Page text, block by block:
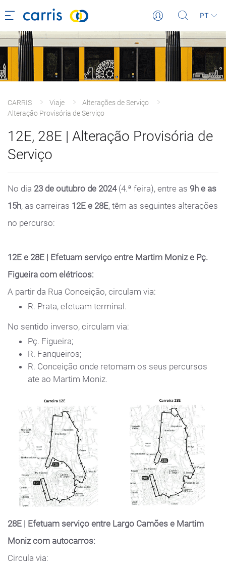
PT
CARRIS Viaje
Alterações de Serviço
Alteração Provisória de Serviço
12E, 28E | Alteração Provisória de
Serviço
No dia 23 de outubro de 2024(4.ª feira), entre as 9h e as
15h, as carreiras 12E e 28E, têm as seguintes alterações
no percurso:
12E e 28E | Efetuam serviço entre Martim Moniz e Pç.
Figueira com elétricos:
A partir da Rua Conceição, circulam via:
R. Prata, efetuam terminal.
No sentido inverso, circulam via:
Pç. Figueira;
R. Fanqueiros;
R. Conceição onde retomam os seus percursos
ate ao Martim Moniz.
28E | Efetuam serviço entre Largo Camões e Martim
Moniz com autocarros:
Circula via: